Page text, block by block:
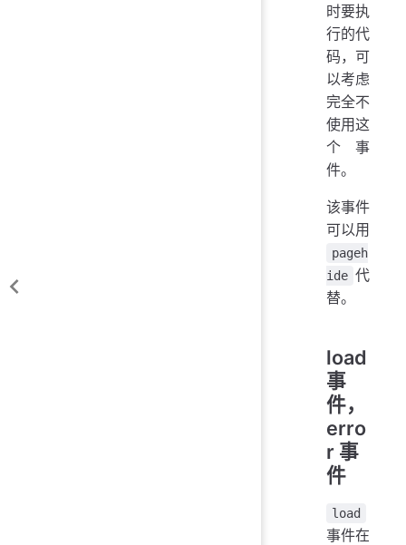
时要执
行的代
码，可
以考虑
完全不
使用这
个事
件。
该事件
可以用
pageh
ide 代
替。
load
事
件，
erro
r 事
件
load
事件在